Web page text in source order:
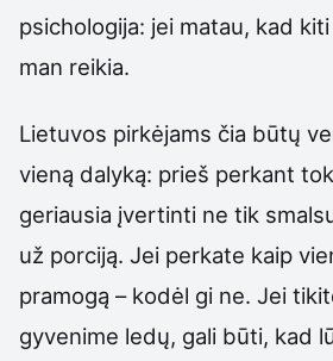
psichologija: jei matau, kad
man reikia.
Lietuvos pirkėjams čia būtų
vieną dalyką: prieš perkant
geriausia įvertinti ne tik
už porciją. Jei perkate kaip
pramogą – kodėl gi ne. Jei
gyvenime ledų, gali būti, kad